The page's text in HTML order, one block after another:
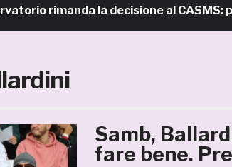
rimanda la decisione al CASMS:
Samb,
fare bene.